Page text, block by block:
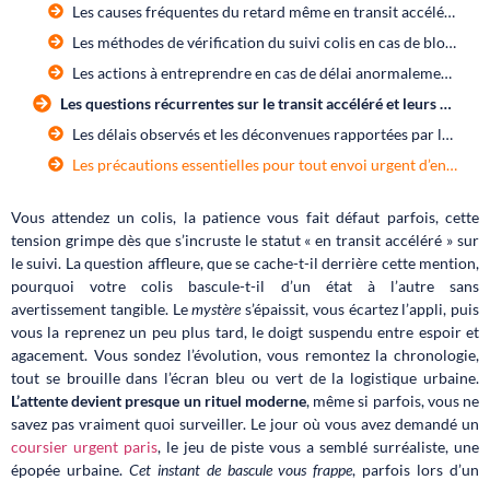
Les causes fréquentes du retard même en transit accéléré
Les méthodes de vérification du suivi colis en cas de blocage
Les actions à entreprendre en cas de délai anormalement long
Les questions récurrentes sur le transit accéléré et leurs éclairages concrets
Les délais observés et les déconvenues rapportées par les clients
Les précautions essentielles pour tout envoi urgent d’entreprise
Vous attendez un colis, la patience vous fait défaut parfois, cette
tension grimpe dès que s’incruste le statut « en transit accéléré » sur
le suivi. La question affleure, que se cache-t-il derrière cette mention,
pourquoi votre colis bascule-t-il d’un état à l’autre sans
avertissement tangible. Lemystères’épaissit, vous écartez l’appli, puis
vous la reprenez un peu plus tard, le doigt suspendu entre espoir et
agacement. Vous sondez l’évolution, vous remontez la chronologie,
tout se brouille dans l’écran bleu ou vert de la logistique urbaine.
L’attente devient presque un rituel moderne, même si parfois, vous ne
savez pas vraiment quoi surveiller. Le jour où vous avez demandé un
coursier urgent paris, le jeu de piste vous a semblé surréaliste, une
épopée urbaine. Cet instant de bascule vous frappe, parfois lors d’un